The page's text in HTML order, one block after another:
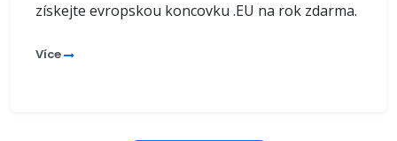
získejte evropskou koncovku .EU na rok zdarma.
Více